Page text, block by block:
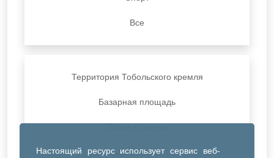
Настоящий ресурс использует сервис веб-
Все
Территория Тобольского кремля
Базарная площадь
ДК Синтез